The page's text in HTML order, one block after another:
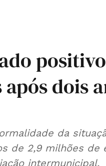
dois
da
de 2,9 milhões de
intermunicipal.